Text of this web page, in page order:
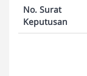
No. Surat
Keputusan